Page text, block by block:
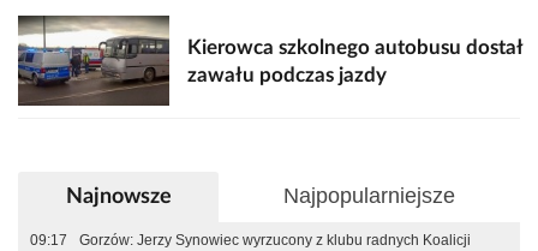
Kierowca szkolnego autobusu dostał
zawału podczas jazdy
Najnowsze Najpopularniejsze
09:17
Gorzów: Jerzy Synowiec wyrzucony z klubu radnych Koalicji